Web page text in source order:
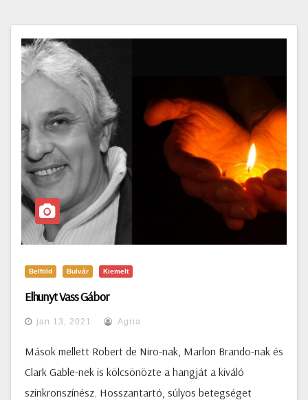
Belföld Bulvár Kiemelt
Elhunyt Vass Gábor
jan 13, 2021 Agria
Mások mellett Robert de Niro-nak, Marlon Brando-nak és
Clark Gable-nek is kölcsönözte a hangját a kiváló
szinkronszínész. Hosszantartó, súlyos betegséget